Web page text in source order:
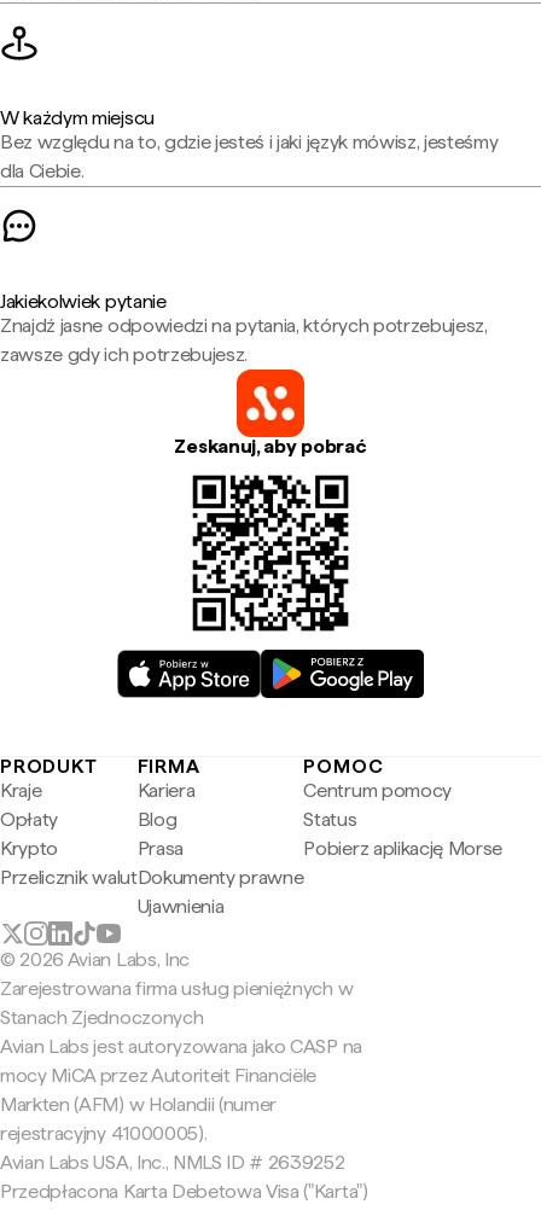
W każdym miejscu
Bez względu na to, gdzie jesteś i jaki język mówisz, jesteśmy
dla Ciebie.
Jakiekolwiek pytanie
Znajdź jasne odpowiedzi na pytania, których potrzebujesz,
zawsze gdy ich potrzebujesz.
Zeskanuj, aby pobrać
PRODUKT
Kraje
Opłaty
Krypto
Przelicznik walut
FIRMA
Kariera
Blog
Prasa
Dokumenty prawne
Ujawnienia
POMOC
Centrum pomocy
Status
Pobierz aplikację Morse
© 2026 Avian Labs, Inc
Zarejestrowana firma usług pieniężnych w
Stanach Zjednoczonych
Avian Labs jest autoryzowana jako CASP na
mocy MiCA przez Autoriteit Financiële
Markten (AFM) w Holandii (numer
rejestracyjny 41000005).
Avian Labs USA, Inc., NMLS ID # 2639252
Przedpłacona Karta Debetowa Visa ("Karta")